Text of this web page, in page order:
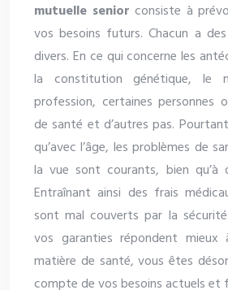
mutuelle senior consiste à
vos besoins futurs. Chacun a
divers. En ce qui concerne les
la constitution génétique, le
profession, certaines personnes
de santé et d’autres pas.
qu’avec l’âge, les problèmes de
la vue sont courants, bien qu’à
Entraînant ainsi des frais
sont mal couverts par la
vos garanties répondent mieux
matière de santé, vous êtes
compte de vos besoins actuels et